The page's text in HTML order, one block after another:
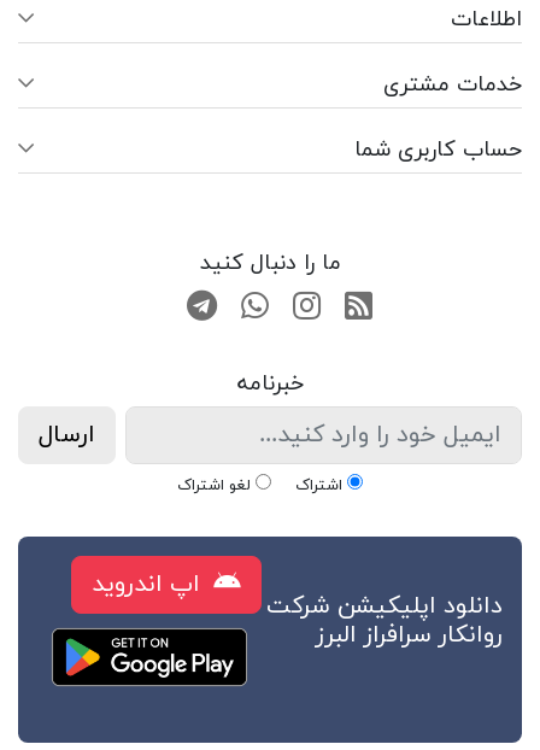
اطلاعات
خدمات مشتری
حساب کاربری شما
ما را دنبال کنید
RSS صفحه اینستاگرام
تماس با واتس اپ
کانال تلگرام
خبرنامه
ارسال
اشتراک لغو اشتراک
دانلود اپلیکیشن شرکت
روانکار سرافراز البرز
اپ اندروید